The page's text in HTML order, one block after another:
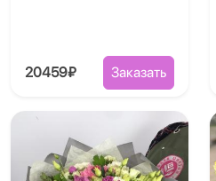
20459₽ Заказать